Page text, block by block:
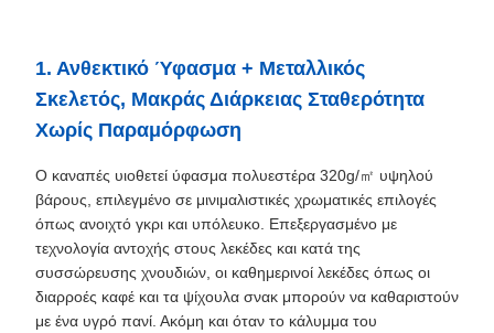
1. Ανθεκτικό Ύφασμα + Μεταλλικός
Σκελετός, Μακράς Διάρκειας Σταθερότητα
Χωρίς Παραμόρφωση
Ο καναπές υιοθετεί ύφασμα πολυεστέρα 320g/㎡ υψηλού
βάρους, επιλεγμένο σε μινιμαλιστικές χρωματικές επιλογές
όπως ανοιχτό γκρι και υπόλευκο. Επεξεργασμένο με
τεχνολογία αντοχής στους λεκέδες και κατά της
συσσώρευσης χνουδιών, οι καθημερινοί λεκέδες όπως οι
διαρροές καφέ και τα ψίχουλα σνακ μπορούν να καθαριστούν
με ένα υγρό πανί. Ακόμη και όταν το κάλυμμα του